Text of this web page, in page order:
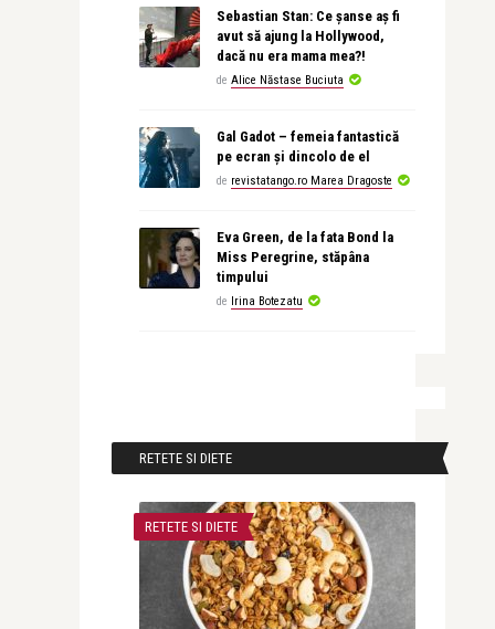
Sebastian Stan: Ce șanse aș fi
avut să ajung la Hollywood,
dacă nu era mama mea?!
de Alice Năstase Buciuta
Gal Gadot – femeia fantastică
pe ecran și dincolo de el
de revistatango.ro Marea Dragoste
Eva Green, de la fata Bond la
Miss Peregrine, stăpâna
timpului
de Irina Botezatu
RETETE SI DIETE
RETETE SI DIETE